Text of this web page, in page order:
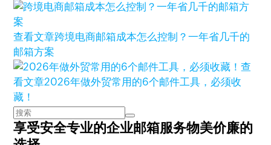
查看文章跨境电商邮箱成本怎么控制？一年省几千的
邮箱方案
查
看文章2026年做外贸常用的6个邮件工具，必须收
藏！
享受安全专业的企业邮箱服务物美价廉的